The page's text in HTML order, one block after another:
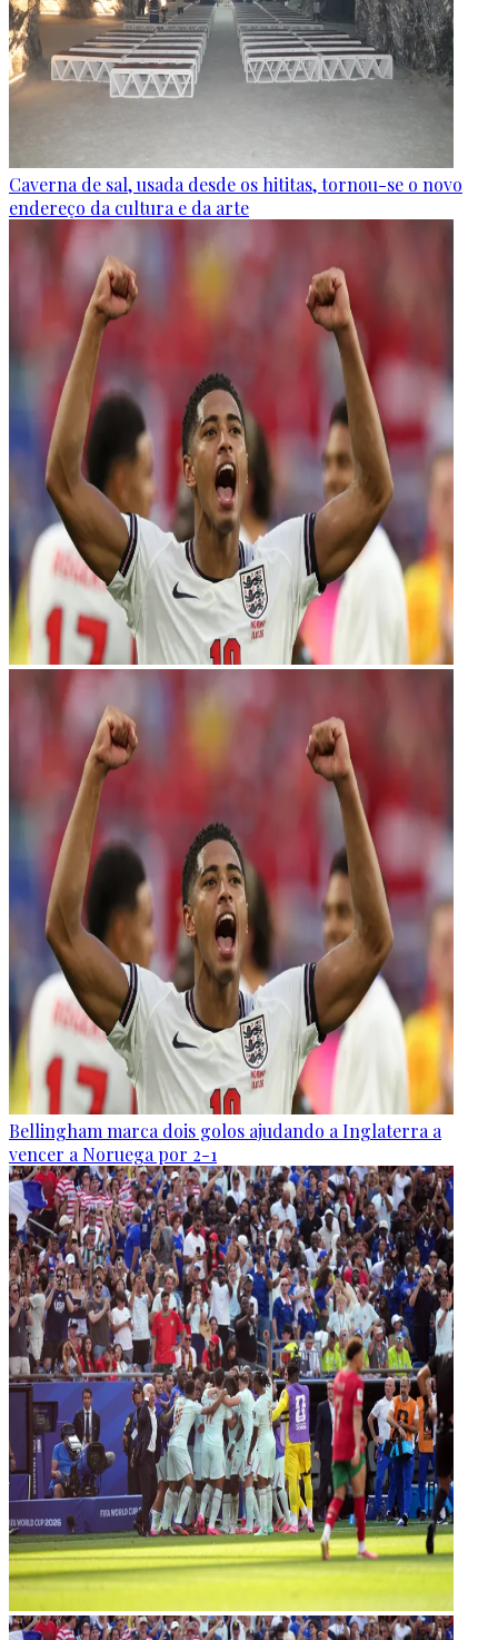
Caverna de sal, usada desde os hititas, tornou-se o novo
endereço da cultura e da arte
Bellingham marca dois golos ajudando a Inglaterra a
vencer a Noruega por 2-1